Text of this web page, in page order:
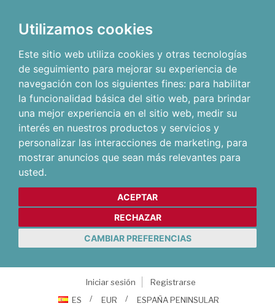
Utilizamos cookies
Este sitio web utiliza cookies y otras tecnologías
de seguimiento para mejorar su experiencia de
navegación con los siguientes fines: para habilitar
la funcionalidad básica del sitio web, para brindar
una mejor experiencia en el sitio web, medir su
interés en nuestros productos y servicios y
personalizar las interacciones de marketing, para
mostrar anuncios que sean más relevantes para
usted.
ACEPTAR
RECHAZAR
CAMBIAR PREFERENCIAS
Iniciar sesión
Registrarse
ES
EUR ESPAÑA PENINSULAR